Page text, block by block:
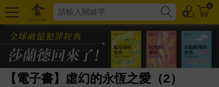
0
【電子書】虛幻的永恆之愛（2）